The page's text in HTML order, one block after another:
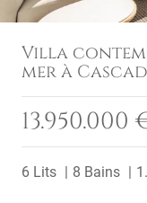
Villa
mer à
13.950.000
6 Lits 8 Bains